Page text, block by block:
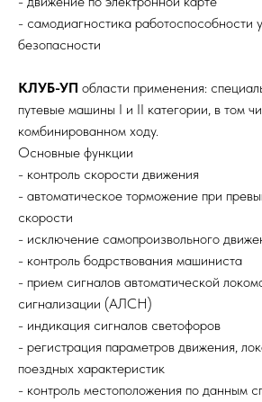
- самодиагностика работоспособности
безопасности
КЛУБ-УП области применения:
путевые машины I и II категории, в том
комбинированном ходу.
Основные функции
- контроль скорости движения
- автоматическое торможение при
скорости
- исключение самопроизвольного
- контроль бодрствования машиниста
- прием сигналов автоматической
сигнализации (АЛСН)
- индикация сигналов светофоров
- регистрация параметров движения,
поездных характеристик
- контроль местоположения по данным